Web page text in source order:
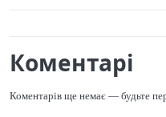
Коментарі
Коментарів ще немає — будьте